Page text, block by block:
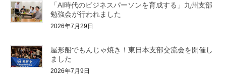
「AI時代のビジネスパーソンを育成する」九州支部
勉強会が行われました
2026年7月29日
屋形船でもんじゃ焼き！東日本支部交流会を開催し
ました
2026年7月9日